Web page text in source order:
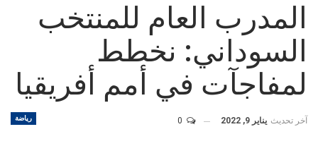
المدرب العام للمنتخب
السوداني: نخطط
لمفاجآت في أمم أفريقيا
رياضة آخر تحديث يناير 9, 2022